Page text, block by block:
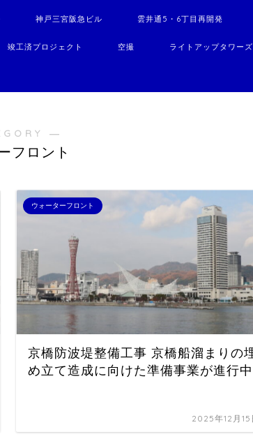
神戸三宮阪急ビル 雲井通5・6丁目再開発
竣工済プロジェクト 空撮 ライトアップタワーズ
―
フロント
ウォーターフロント
京橋防波堤整備工事 京橋船溜まりの
め立て造成に向けた準備事業が進行中
2025年12月15